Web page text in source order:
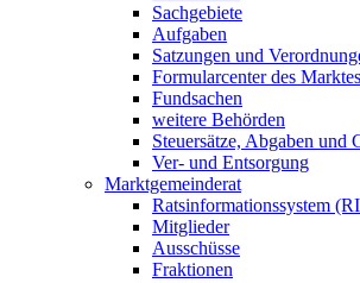
Sachgebiete
Aufgaben
Satzungen und
Formularcenter des
Fundsachen
weitere Behörden
Steuersätze, Abgaben und
Ver- und Entsorgung
Marktgemeinderat
Ratsinformationssystem
Mitglieder
Ausschüsse
Fraktionen